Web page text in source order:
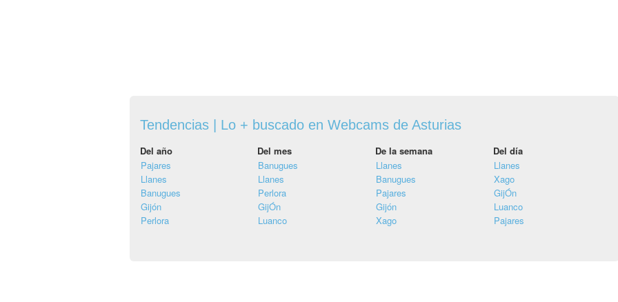
Tendencias | Lo + buscado en Webcams de Asturias
Del año Del mes De la semana
Del día
Pajares
Llanes
Banugues
Gijón
Perlora
Banugues
Llanes
Perlora
GijÓn
Luanco
Llanes
Banugues
Pajares
Gijón
Xago
Llanes
Xago
GijÓn
Luanco
Pajares